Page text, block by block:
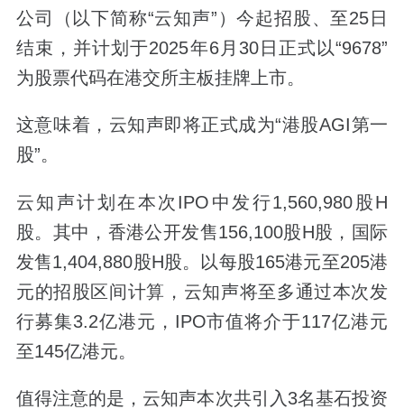
公司（以下简称“云知声”）今起招股、至25日
结束，并计划于2025年6月30日正式以“9678”
为股票代码在港交所主板挂牌上市。
这意味着，云知声即将正式成为“港股AGI第一
股”。
云知声计划在本次IPO中发行1,560,980股H
股。其中，香港公开发售156,100股H股，国际
发售1,404,880股H股。以每股165港元至205港
元的招股区间计算，云知声将至多通过本次发
行募集3.2亿港元，IPO市值将介于117亿港元
至145亿港元。
值得注意的是，云知声本次共引入3名基石投资